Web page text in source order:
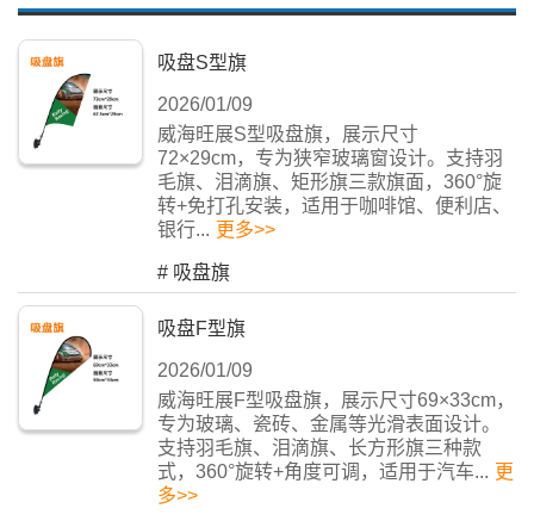
吸盘S型旗
2026/01/09
威海旺展S型吸盘旗，展示尺寸
72×29cm，专为狭窄玻璃窗设计。支持羽
毛旗、泪滴旗、矩形旗三款旗面，360°旋
转+免打孔安装，适用于咖啡馆、便利店、
银行... 更多>>
# 吸盘旗
吸盘F型旗
2026/01/09
威海旺展F型吸盘旗，展示尺寸69×33cm，
专为玻璃、瓷砖、金属等光滑表面设计。
支持羽毛旗、泪滴旗、长方形旗三种款
式，360°旋转+角度可调，适用于汽车... 更
多>>